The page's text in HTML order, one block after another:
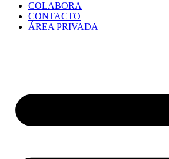
COLABORA
CONTACTO
ÁREA PRIVADA